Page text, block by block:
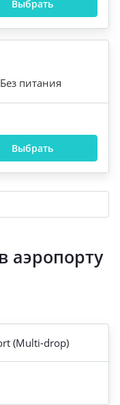
Выбрать
+3
Без питания
Выбрать
аэропорту
(Multi-drop)